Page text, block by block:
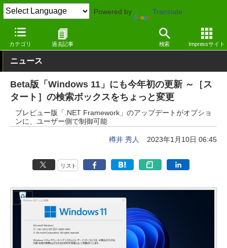
Powered by Translate
カテゴリ 過去記事 検索 Impressサイト
窓の杜 システム・ファイル Windows
ニュース
Beta版「Windows 11」にも今年初の更新 ～［ス
タート］の検索ボックスをちょっと変更
プレビュー版「.NET Framework」のアップデートがオプショ
ンに、ユーザー側で制御可能
樽井 秀人 2023年1月10日 06:45
リスト